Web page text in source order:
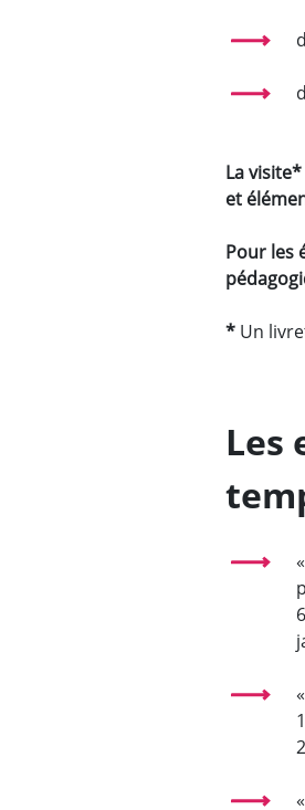
La
et
Pour les
* Un
Les